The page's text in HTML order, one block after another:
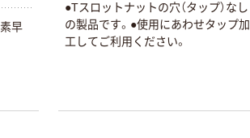
早
●Tスロットナットの穴（タップ）なし
の製品です。●使用にあわせタップ加
工してご利用ください。